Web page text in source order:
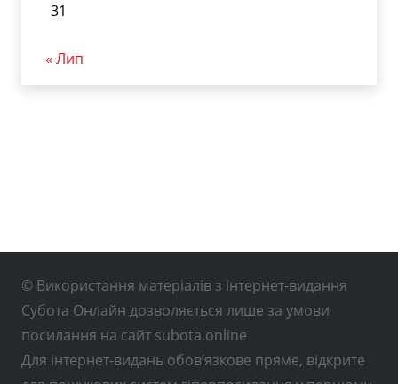
31
« Лип
© Використання матеріалів з інтернет-видання
Субота Онлайн дозволяється лише за умови
посилання на сайт subota.online
Для інтернет-видань обов’язкове пряме, відкрите